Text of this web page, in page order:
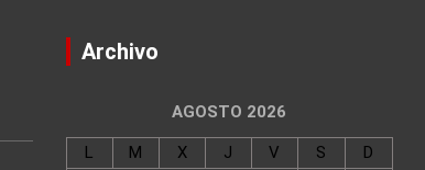
Archivo
AGOSTO 2026
L M X J V S D